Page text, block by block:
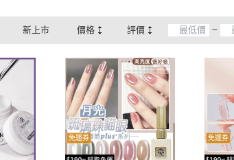
新上市 價格 評價 ~
免運券 免運券